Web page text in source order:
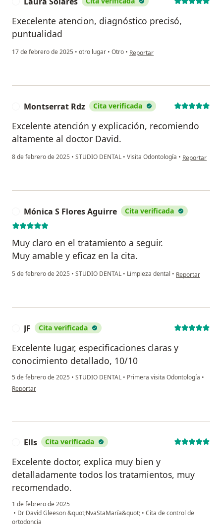
Execelente atencion, diagnóstico precisó,
puntualidad
17 de febrero de 2025 • otro lugar • Otro • en opinión del usuario Laura
Reportar
Montserrat Rdz Cita verificada
Excelente atención y explicación, recomiendo
altamente al doctor David.
8 de febrero de 2025 • STUDIO DENTAL • Visita Odontología • en opinión
Reportar
Mónica S Flores Aguirre Cita verificada
Muy claro en el tratamiento a seguir.
Muy amable y eficaz en la cita.
5 de febrero de 2025 • STUDIO DENTAL • Limpieza dental • en opinión del
Reportar
JF Cita verificada
Excelente lugar, especificaciones claras y
conocimiento detallado, 10/10
5 de febrero de 2025 • STUDIO DENTAL • Primera visita Odontología •
en opinión del usuario JF
Reportar
Ells Cita verificada
Excelente doctor, explica muy bien y
detalladamente todos los tratamientos, muy
recomendado.
1 de febrero de 2025
• Dr David Gleeson &quot;NvaStaMaría&quot; • Cita de control de
ortodoncia